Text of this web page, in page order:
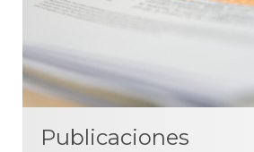
Publicaciones